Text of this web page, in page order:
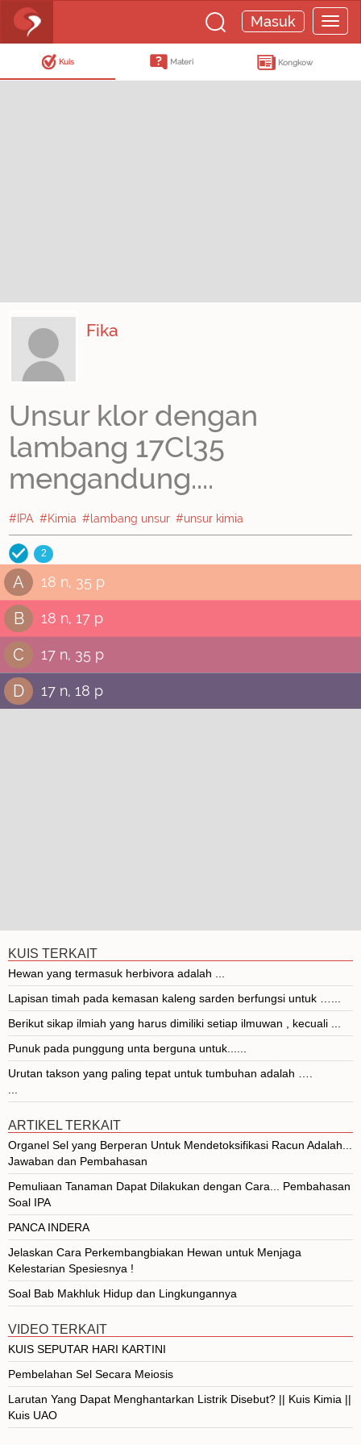
Masuk
Kuis Materi Kongkow
Fika
Unsur klor dengan
lambang 17Cl35
mengandung....
#IPA #Kimia #lambang unsur #unsur kimia
2
A 18 n, 35 p
B 18 n, 17 p
C 17 n, 35 p
D 17 n, 18 p
KUIS TERKAIT
Hewan yang termasuk herbivora adalah ...
Lapisan timah pada kemasan kaleng sarden berfungsi untuk …...
Berikut sikap ilmiah yang harus dimiliki setiap ilmuwan , kecuali ...
Punuk pada punggung unta berguna untuk......
Urutan takson yang paling tepat untuk tumbuhan adalah ….
ARTIKEL TERKAIT
Organel Sel yang Berperan Untuk Mendetoksifikasi Racun Adalah...
Jawaban dan Pembahasan
Pemuliaan Tanaman Dapat Dilakukan dengan Cara... Pembahasan
Soal IPA
PANCA INDERA
Jelaskan Cara Perkembangbiakan Hewan untuk Menjaga
Kelestarian Spesiesnya !
Soal Bab Makhluk Hidup dan Lingkungannya
VIDEO TERKAIT
KUIS SEPUTAR HARI KARTINI
Pembelahan Sel Secara Meiosis
Larutan Yang Dapat Menghantarkan Listrik Disebut? || Kuis Kimia ||
Kuis UAO